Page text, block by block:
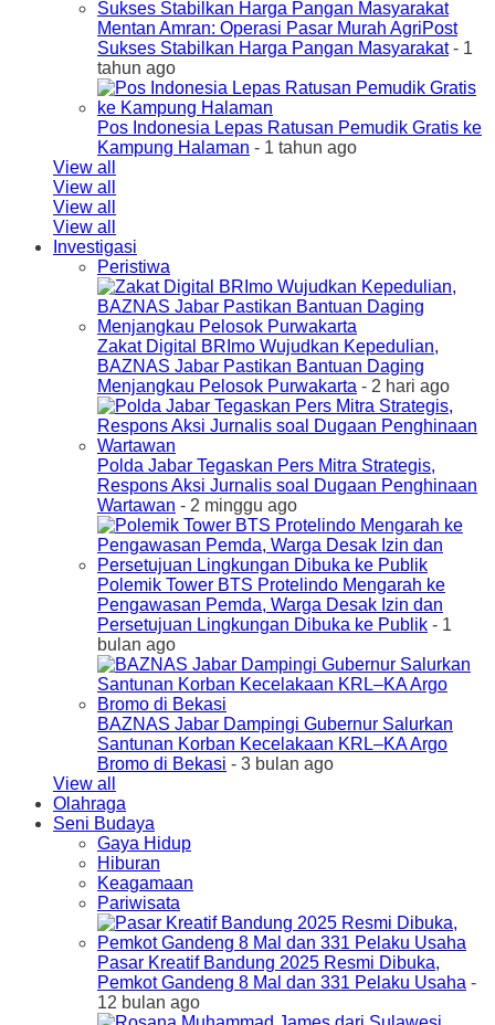
Mentan Amran: Operasi Pasar Murah AgriPost
Sukses Stabilkan Harga Pangan Masyarakat- 1
tahun ago
Pos Indonesia Lepas Ratusan Pemudik Gratis ke
Kampung Halaman - 1 tahun ago
View all
View all
View all
View all
Investigasi
Peristiwa
Zakat Digital BRImo Wujudkan Kepedulian,
BAZNAS Jabar Pastikan Bantuan Daging
Menjangkau Pelosok Purwakarta - 2 hari ago
Polda Jabar Tegaskan Pers Mitra Strategis,
Respons Aksi Jurnalis soal Dugaan Penghinaan
Wartawan - 2 minggu ago
Polemik Tower BTS Protelindo Mengarah ke
Pengawasan Pemda, Warga Desak Izin dan
Persetujuan Lingkungan Dibuka ke Publik - 1
bulan ago
BAZNAS Jabar Dampingi Gubernur Salurkan
Santunan Korban Kecelakaan KRL–KA Argo
Bromo di Bekasi - 3 bulan ago
View all
Olahraga
Seni Budaya
Gaya Hidup
Hiburan
Keagamaan
Pariwisata
Pasar Kreatif Bandung 2025 Resmi Dibuka,
Pemkot Gandeng 8 Mal dan 331 Pelaku Usaha -
12 bulan ago